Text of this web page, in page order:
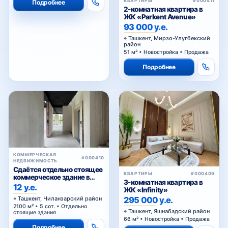
3-комнатная квартира в
ЖК «Parkwood»
249 000 у.е.
Ташкент, Мирабадский район
73,18 м² • Новостройка •
Продажа
Подробнее
КВАРТИРЫ
2-комнатная квартира в
ЖК «Oz Makon»
135 000 у.е.
Ташкент, Мирабадский район
54 м² • Новостройка • Продажа
Подробнее